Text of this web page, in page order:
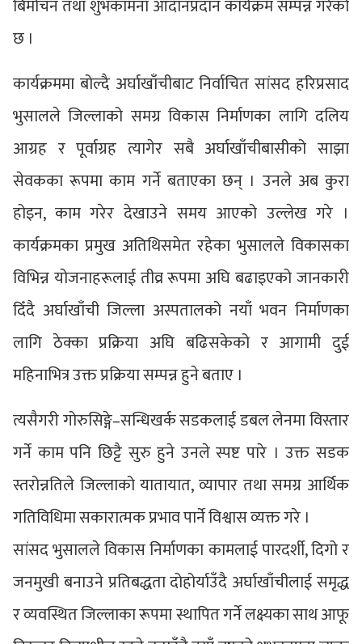
बिमोचन तथा शुभकामना आदानप्रदान कार्यक्रम सम्पन्न गरेको
छ ।
कार्यक्रममा बोल्दै अर्घाखाँचीबाट निर्वाचित सांसद हरिप्रसाद
भुसालले जिल्लाको समग्र विकास निर्माणका लागि दलिय
आग्रह र पूर्वाग्रह त्यागेर सबै अर्घाखाँचीबासीको साझा
सेवकका रूपमा काम गर्ने बताएका छन् । उनले अब कुरा
होइन, काम गरेर देखाउने समय आएको उल्लेख गरे ।
कार्यक्रमका प्रमुख अतिथिसमेत रहेका भुसालले विकासका
विभिन्न योजनाहरूलाई तीव्र रूपमा अघि बढाइएको जानकारी
दिँदै अर्घाखाँची जिल्ला अस्पतालको नयाँ भवन निर्माणका
लागि ठेक्का प्रक्रिया अघि बढिसकेको र आगामी दुई
महिनाभित्र उक्त प्रक्रिया सम्पन्न हुने बताए ।
त्यसैगरी गोरुसिङ्गे–सन्धिखर्क सडकलाई डबल लेनमा विस्तार
गर्ने काम पनि छिट्टै सुरु हुने उनले स्पष्ट पारे । उक्त सडक
स्तरोन्नतिले जिल्लाको यातायात, व्यापार तथा समग्र आर्थिक
गतिविधिमा सकारात्मक प्रभाव पार्ने विश्वास व्यक्त गरे ।
सांसद भुसालले विकास निर्माणका कामलाई पारदर्शी, दिगो र
जनमुखी बनाउने प्रतिबद्धता दोहोर्याउँदै अर्घाखाँचीलाई समृद्ध
र व्यवस्थित जिल्लाका रूपमा स्थापित गर्ने लक्ष्यका साथ आफू